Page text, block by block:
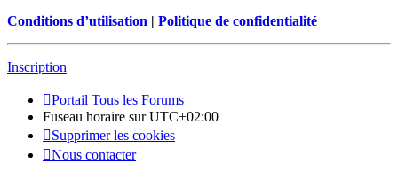
Conditions d’utilisation | Politique de confidentialité
Inscription
Portail Tous les Forums
Fuseau horaire surUTC+02:00
Supprimer les cookies
Nous contacter